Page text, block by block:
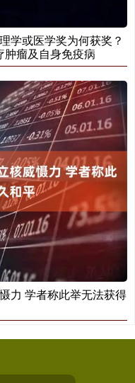
学或医学奖为何获奖？
瘤及自身免疫病
力 学者称此举无法获得